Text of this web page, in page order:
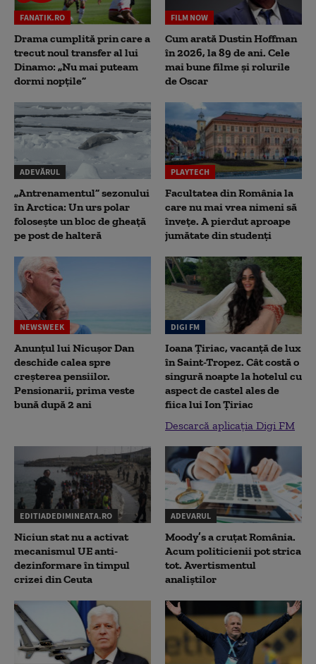
FANATIK.RO
Drama cumplită prin care a
trecut noul transfer al lui
Dinamo: „Nu mai puteam
dormi nopțile”
FILM NOW
Cum arată Dustin Hoffman
în 2026, la 89 de ani. Cele
mai bune filme și rolurile
de Oscar
ADEVĂRUL
„Antrenamentul” sezonului
în Arctica: Un urs polar
folosește un bloc de gheață
pe post de halteră
PLAYTECH
Facultatea din România la
care nu mai vrea nimeni să
înveţe. A pierdut aproape
jumătate din studenţi
NEWSWEEK
Anunțul lui Nicușor Dan
deschide calea spre
creșterea pensiilor.
Pensionarii, prima veste
bună după 2 ani
DIGI FM
Ioana Țiriac, vacanță de lux
în Saint-Tropez. Cât costă o
singură noapte la hotelul cu
aspect de castel ales de
fiica lui Ion Țiriac
Descarcă aplicația Digi FM
EDITIADEDIMINEATA.RO
Niciun stat nu a activat
mecanismul UE anti-
dezinformare în timpul
crizei din Ceuta
ADEVARUL
Moody’s a cruțat România.
Acum politicienii pot strica
tot. Avertismentul
analiștilor